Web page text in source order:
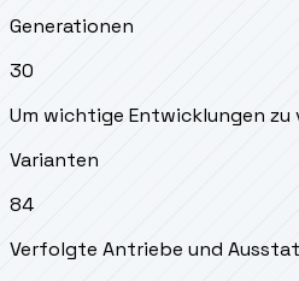
Generationen
30
Um wichtige Entwicklungen zu
Varianten
84
Verfolgte Antriebe und